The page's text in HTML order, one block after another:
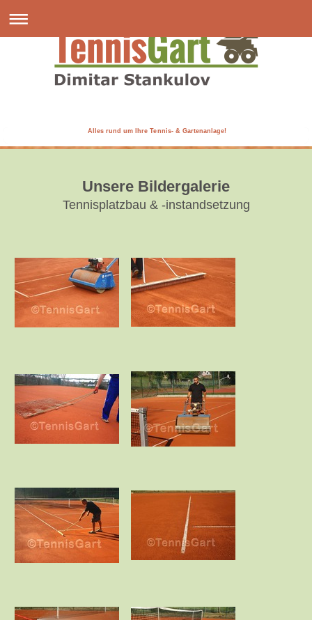
Alles rund um Ihre Tennis- & Gartenanlage!
Unsere Bildergalerie
Tennisplatzbau & -instandsetzung